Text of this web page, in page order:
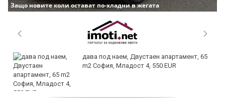
Защо новите коли остават по-хладни в жегата
дава под наем, Двустаен апартамент, 65
m2 София, Младост 4, 550 EUR